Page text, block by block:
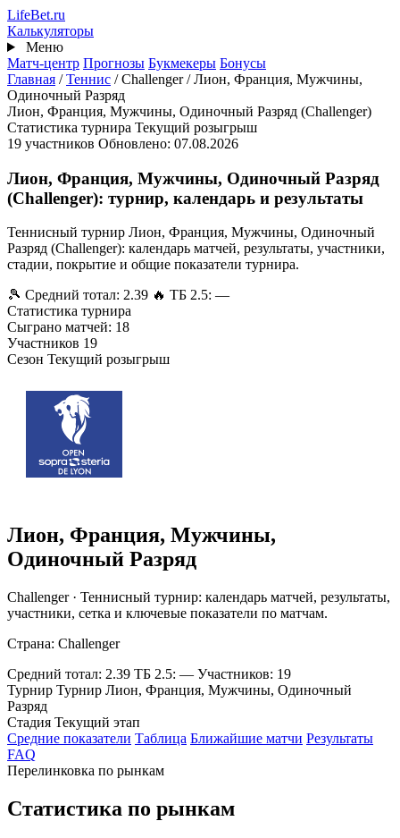
Перейти
к
основному
содержанию
LifeBet.ru
Калькуляторы
Меню
Матч-центр Прогнозы Букмекеры Бонусы
Главная / Теннис / Challenger / Лион, Франция, Мужчины,
Одиночный Разряд
Лион, Франция, Мужчины, Одиночный Разряд (Challenger)
Статистика турнира Текущий розыгрыш
19 участников Обновлено: 07.08.2026
Лион, Франция, Мужчины, Одиночный Разряд
(Challenger): турнир, календарь и результаты
Теннисный турнир Лион, Франция, Мужчины, Одиночный
Разряд (Challenger): календарь матчей, результаты, участники,
стадии, покрытие и общие показатели турнира.
🎾 Средний тотал: 2.39 🔥 ТБ 2.5: —
Статистика турнира
Сыграно матчей: 18
Участников 19
Сезон Текущий розыгрыш
Лион, Франция, Мужчины,
Одиночный Разряд
Challenger · Теннисный турнир: календарь матчей, результаты,
участники, сетка и ключевые показатели по матчам.
Страна: Challenger
Средний тотал: 2.39 ТБ 2.5: — Участников: 19
Турнир Турнир Лион, Франция, Мужчины, Одиночный
Разряд
Стадия Текущий этап
Средние показатели Таблица Ближайшие матчи Результаты
FAQ
Перелинковка по рынкам
Статистика по рынкам